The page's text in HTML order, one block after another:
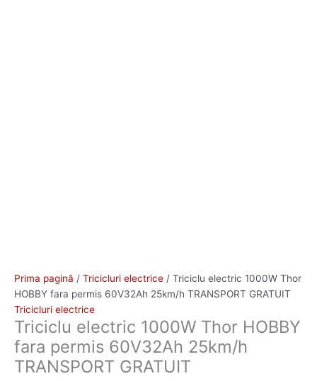
Prima pagină / Tricicluri electrice / Triciclu electric 1000W Thor
HOBBY fara permis 60V32Ah 25km/h TRANSPORT GRATUIT
Tricicluri electrice
Triciclu electric 1000W Thor HOBBY
fara permis 60V32Ah 25km/h
TRANSPORT GRATUIT